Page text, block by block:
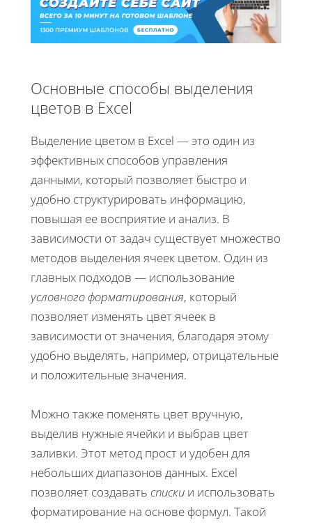
Основные способы выделения
цветов в Excel
Выделение цветом в Excel — это один из
эффективных способов управления
данными, который позволяет быстро и
удобно структурировать информацию,
повышая ее восприятие и анализ. В
зависимости от задач существует множество
методов выделения ячеек цветом. Один из
главных подходов — использование
условного форматирования, который
позволяет изменять цвет ячеек в
зависимости от значения, благодаря этому
удобно выделять, например, отрицательные
и положительные значения.
Можно также поменять цвет вручную,
выделив нужные ячейки и выбрав цвет
заливки. Этот метод прост и удобен для
небольших диапазонов данных. Excel
позволяет создавать списки и использовать
форматирование на основе формул. Такой